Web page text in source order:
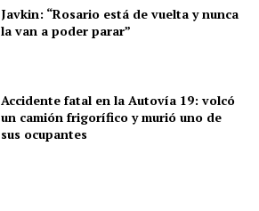
Javkin: “Rosario está de vuelta y nunca
la van a poder parar”
Accidente fatal en la Autovía 19: volcó
un camión frigorífico y murió uno de
sus ocupantes